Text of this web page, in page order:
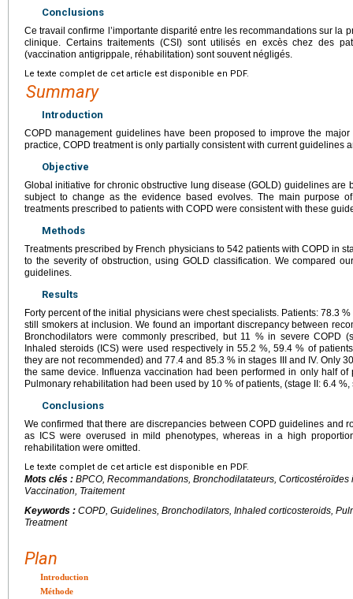
Conclusions
Ce travail confirme l’importante disparité entre les recommandations sur la
clinique. Certains traitements (CSI) sont utilisés en excès chez des
(vaccination antigrippale, réhabilitation) sont souvent négligés.
Le texte complet de cet article est disponible en PDF.
Summary
Introduction
COPD management guidelines have been proposed to improve the
practice, COPD treatment is only partially consistent with current guidelines
Objective
Global initiative for chronic obstructive lung disease (GOLD) guidelines are
subject to change as the evidence based evolves. The main purpose
treatments prescribed to patients with COPD were consistent with these
Methods
Treatments prescribed by French physicians to 542 patients with COPD in
to the severity of obstruction, using GOLD classification. We compared
guidelines.
Results
Forty percent of the initial physicians were chest specialists. Patients: 78.3
still smokers at inclusion. We found an important discrepancy between
Bronchodilators were commonly prescribed, but 11 % in severe COPD
Inhaled steroids (ICS) were used respectively in 55.2 %, 59.4 % of
they are not recommended) and 77.4 and 85.3 % in stages III and IV. Only
the same device. Influenza vaccination had been performed in only half of
Pulmonary rehabilitation had been used by 10 % of patients, (stage II: 6.4 %,
Conclusions
We confirmed that there are discrepancies between COPD guidelines and
as ICS were overused in mild phenotypes, whereas in a high
rehabilitation were omitted.
Le texte complet de cet article est disponible en PDF.
Mots clés : BPCO, Recommandations, Bronchodilatateurs,
Vaccination, Traitement
Keywords : COPD, Guidelines, Bronchodilators, Inhaled corticosteroids,
Treatment
Plan
Introduction
Méthode